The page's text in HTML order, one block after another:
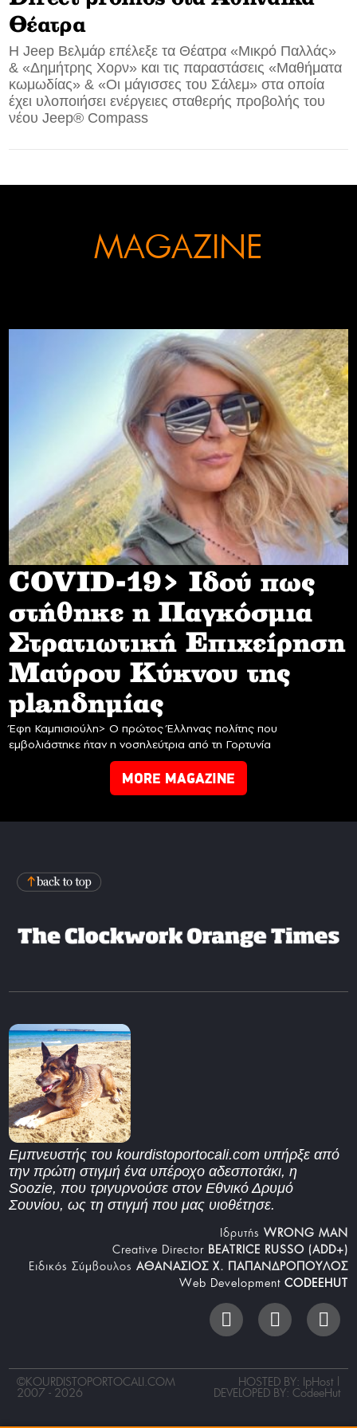
CONTACT
ADVERTISE
Θέατρα
Η Jeep Βελμάρ επέλεξε τα Θέατρα «Μικρό Παλλάς»
& «Δημήτρης Χορν» και τις παραστάσεις «Μαθήματα
κωμωδίας» & «Οι μάγισσες του Σάλεμ» στα οποία
έχει υλοποιήσει ενέργειες σταθερής προβολής του
νέου Jeep® Compass
MAGAZINE
COVID-19> Iδού πως
στήθηκε η Παγκόσμια
Στρατιωτική Επιχείρηση
Mαύρου Κύκνου της
planδημίας
Έφη Καμπισιούλη> Ο πρώτος Έλληνας πολίτης που
εμβολιάστηκε ήταν η νοσηλεύτρια από τη Γορτυνία
MORE MAGAZINE
Εμπνευστής του kourdistoportocali.com υπήρξε από
την πρώτη στιγμή ένα υπέροχο αδεσποτάκι, η
Soozie, που τριγυρνούσε στον Εθνικό Δρυμό
Σουνίου, ως τη στιγμή που μας υιοθέτησε.
Iδρυτής WRONG MAN
Creative Director BEATRICE RUSSO (ADD+)
Ειδικός Σύμβουλος ΑΘΑΝΑΣΙΟΣ Χ. ΠΑΠΑΝΔΡΟΠΟΥΛΟΣ
Web Development CODEEHUT
©KOURDISTOPORTOCALI.COM
2007 - 2026
HOSTED BY: IpHost |
DEVELOPED BY: CodeeHut